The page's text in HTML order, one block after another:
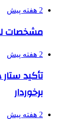
2 هفته پیش
مشخصات
2 هفته پیش
تأکید
برخوردار
2 هفته پیش